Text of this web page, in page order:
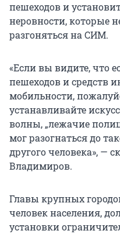
пешеходов и
неровности, которые
разгоняться на СИМ.
«Если вы видите, что
пешеходов и средств
мобильности,
устанавливайте
волны, „лежачие
мог разогнаться до
другого человека», —
Владимиров.
Главы крупных
человек населения,
установки